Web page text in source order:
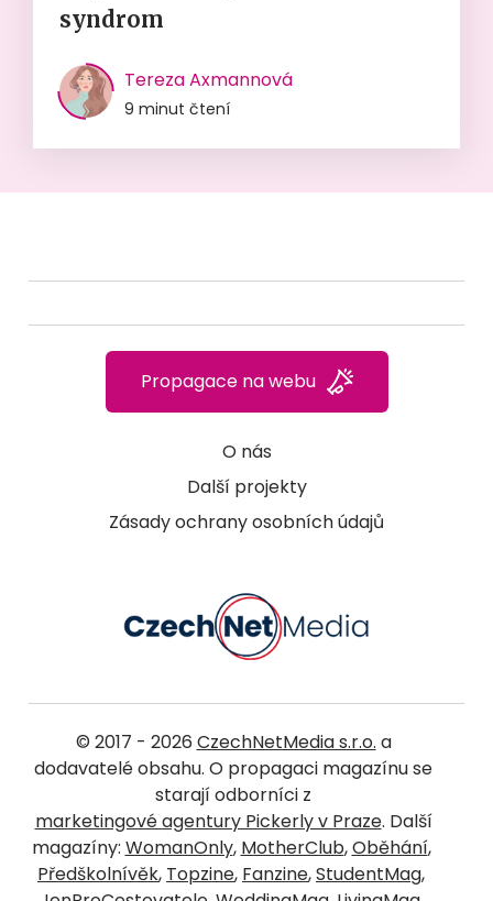
syndrom
Tereza Axmannová
9 minut čtení
O nás
Další projekty
Zásady ochrany osobních údajů
Propagace na webu
© 2017 - 2026 CzechNetMedia s.r.o. a
dodavatelé obsahu. O propagaci magazínu se
starají odborníci z
marketingové agentury Pickerly v Praze. Další
magazíny: WomanOnly, MotherClub,Oběhání,
Předškolnívěk, Topzine, Fanzine,StudentMag,